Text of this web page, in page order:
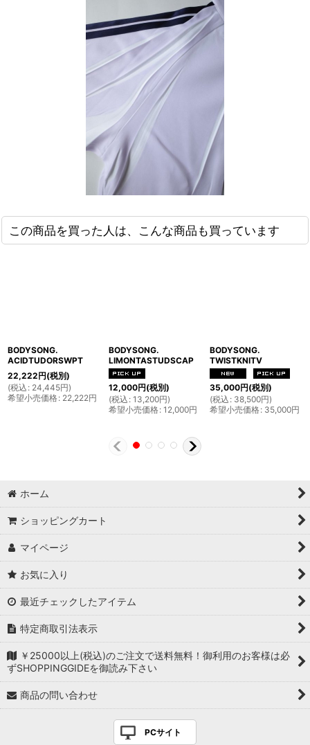
この商品を買った人は、こんな商品も買っています
BODYSONG.
ACIDTUDORSWPT
22,222円(税別)
(税込 : 24,445円)
希望小売価格: 22,222円
BODYSONG.
LIMONTASTUDSCAP
12,000円(税別)
(税込 : 13,200円)
希望小売価格: 12,000円
BODYSONG.
TWISTKNITV
35,000円(税別)
(税込 : 38,500円)
希望小売価格: 35,000円
ホーム
ショッピングカート
マイページ
お気に入り
最近チェックしたアイテム
特定商取引法表示
￥25000以上(税込)のご注文で送料無料！御利用のお客様は必
ずSHOPPINGGIDEを御読み下さい
商品の問い合わせ
PCサイト